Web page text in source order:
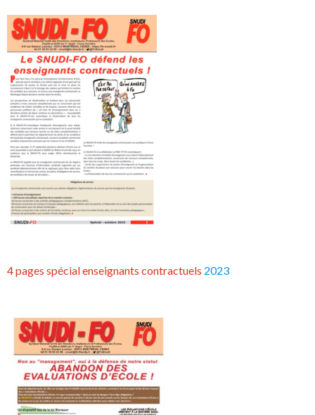
4 pages spécial enseignants contractuels 2023